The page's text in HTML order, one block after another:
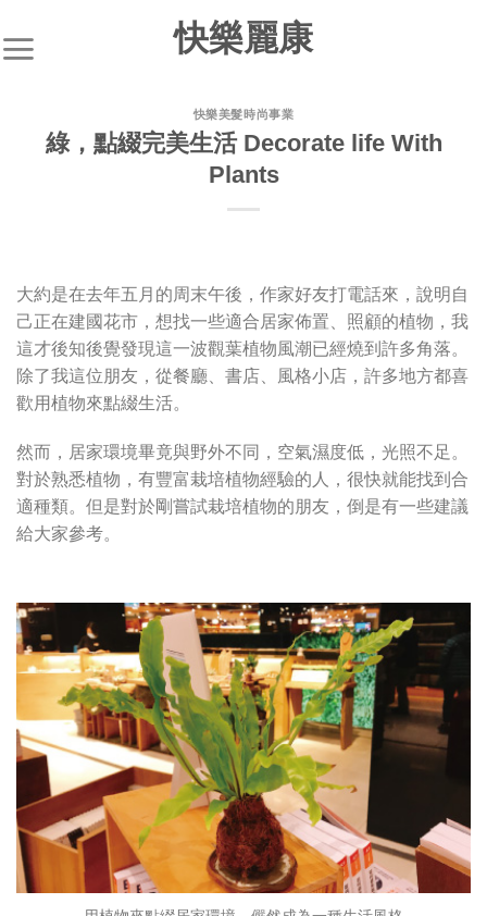
快樂麗康
快樂美髮時尚事業
綠，點綴完美生活 Decorate life With
Plants
大約是在去年五月的周末午後，作家好友打電話來，說明自
己正在建國花市，想找一些適合居家佈置、照顧的植物，我
這才後知後覺發現這一波觀葉植物風潮已經燒到許多角落。
除了我這位朋友，從餐廳、書店、風格小店，許多地方都喜
歡用植物來點綴生活。
然而，居家環境畢竟與野外不同，空氣濕度低，光照不足。
對於熟悉植物，有豐富栽培植物經驗的人，很快就能找到合
適種類。但是對於剛嘗試栽培植物的朋友，倒是有一些建議
給大家參考。